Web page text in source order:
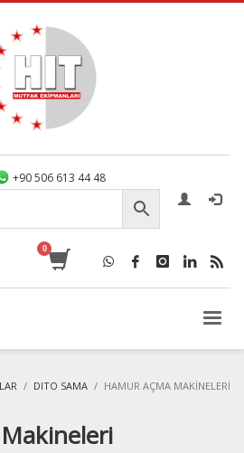
+90 506 613 44 48
DITO SAMA HAMUR AÇMA MAKINELERI